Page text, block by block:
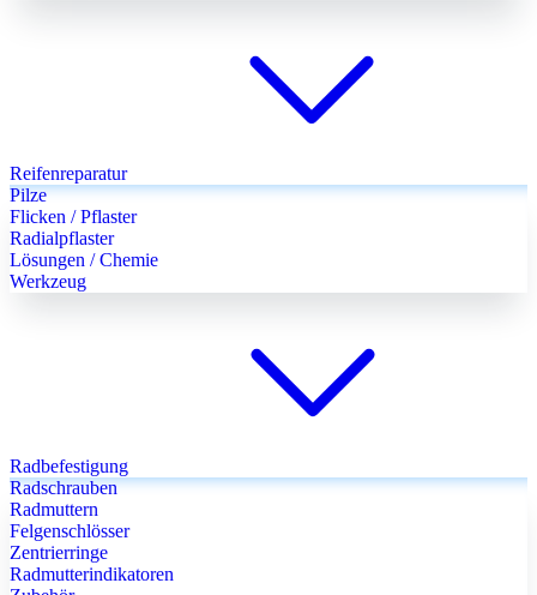
Reifenreparatur
Pilze
Flicken / Pflaster
Radialpflaster
Lösungen / Chemie
Werkzeug
Radbefestigung
Radschrauben
Radmuttern
Felgenschlösser
Zentrierringe
Radmutterindikatoren